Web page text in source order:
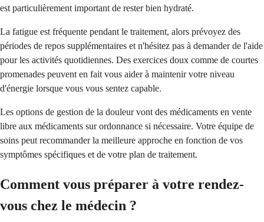
est particulièrement important de rester bien hydraté.
La fatigue est fréquente pendant le traitement, alors prévoyez des
périodes de repos supplémentaires et n'hésitez pas à demander de l'aide
pour les activités quotidiennes. Des exercices doux comme de courtes
promenades peuvent en fait vous aider à maintenir votre niveau
d'énergie lorsque vous vous sentez capable.
Les options de gestion de la douleur vont des médicaments en vente
libre aux médicaments sur ordonnance si nécessaire. Votre équipe de
soins peut recommander la meilleure approche en fonction de vos
symptômes spécifiques et de votre plan de traitement.
Comment vous préparer à votre rendez-
vous chez le médecin ?